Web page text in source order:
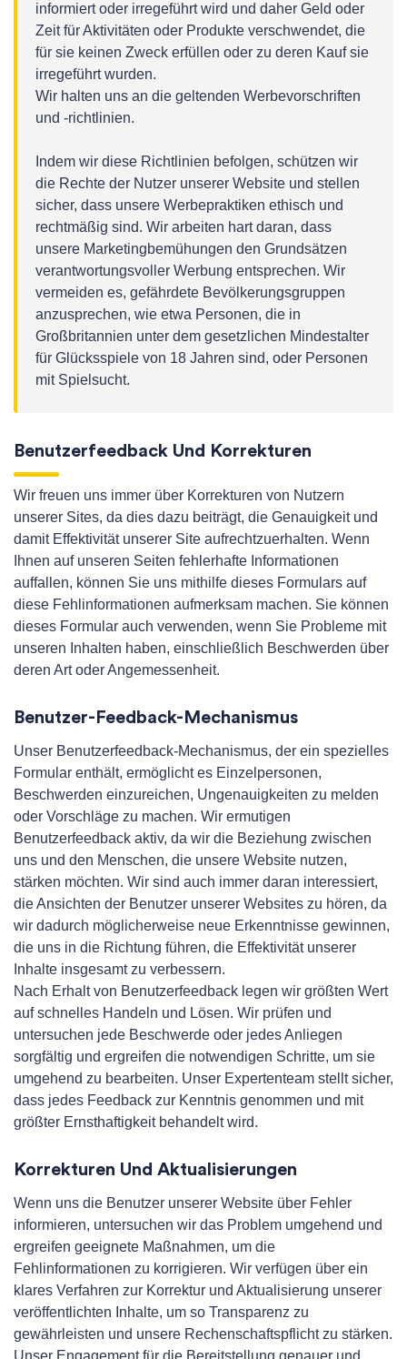
informiert oder irregeführt wird und daher Geld oder
Zeit für Aktivitäten oder Produkte verschwendet, die
für sie keinen Zweck erfüllen oder zu deren Kauf sie
irregeführt wurden.
Wir halten uns an die geltenden Werbevorschriften
und -richtlinien.
Indem wir diese Richtlinien befolgen, schützen wir
die Rechte der Nutzer unserer Website und stellen
sicher, dass unsere Werbepraktiken ethisch und
rechtmäßig sind. Wir arbeiten hart daran, dass
unsere Marketingbemühungen den Grundsätzen
verantwortungsvoller Werbung entsprechen. Wir
vermeiden es, gefährdete Bevölkerungsgruppen
anzusprechen, wie etwa Personen, die in
Großbritannien unter dem gesetzlichen Mindestalter
für Glücksspiele von 18 Jahren sind, oder Personen
mit Spielsucht.
Benutzerfeedback Und Korrekturen
Wir freuen uns immer über Korrekturen von Nutzern
unserer Sites, da dies dazu beiträgt, die Genauigkeit und
damit Effektivität unserer Site aufrechtzuerhalten. Wenn
Ihnen auf unseren Seiten fehlerhafte Informationen
auffallen, können Sie uns mithilfe dieses Formulars auf
diese Fehlinformationen aufmerksam machen. Sie können
dieses Formular auch verwenden, wenn Sie Probleme mit
unseren Inhalten haben, einschließlich Beschwerden über
deren Art oder Angemessenheit.
Benutzer-Feedback-Mechanismus
Unser Benutzerfeedback-Mechanismus, der ein spezielles
Formular enthält, ermöglicht es Einzelpersonen,
Beschwerden einzureichen, Ungenauigkeiten zu melden
oder Vorschläge zu machen. Wir ermutigen
Benutzerfeedback aktiv, da wir die Beziehung zwischen
uns und den Menschen, die unsere Website nutzen,
stärken möchten. Wir sind auch immer daran interessiert,
die Ansichten der Benutzer unserer Websites zu hören, da
wir dadurch möglicherweise neue Erkenntnisse gewinnen,
die uns in die Richtung führen, die Effektivität unserer
Inhalte insgesamt zu verbessern.
Nach Erhalt von Benutzerfeedback legen wir größten Wert
auf schnelles Handeln und Lösen. Wir prüfen und
untersuchen jede Beschwerde oder jedes Anliegen
sorgfältig und ergreifen die notwendigen Schritte, um sie
umgehend zu bearbeiten. Unser Expertenteam stellt sicher,
dass jedes Feedback zur Kenntnis genommen und mit
größter Ernsthaftigkeit behandelt wird.
Korrekturen Und Aktualisierungen
Wenn uns die Benutzer unserer Website über Fehler
informieren, untersuchen wir das Problem umgehend und
ergreifen geeignete Maßnahmen, um die
Fehlinformationen zu korrigieren. Wir verfügen über ein
klares Verfahren zur Korrektur und Aktualisierung unserer
veröffentlichten Inhalte, um so Transparenz zu
gewährleisten und unsere Rechenschaftspflicht zu stärken.
Unser Engagement für die Bereitstellung genauer und